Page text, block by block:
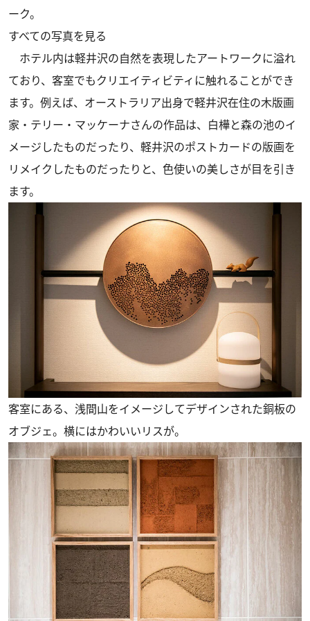
ーク。
すべての写真を見る
ホテル内は軽井沢の自然を表現したアートワークに溢れ
ており、客室でもクリエイティビティに触れることができ
ます。例えば、オーストラリア出身で軽井沢在住の木版画
家・テリー・マッケーナさんの作品は、白樺と森の池のイ
メージしたものだったり、軽井沢のポストカードの版画を
リメイクしたものだったりと、色使いの美しさが目を引き
ます。
客室にある、浅間山をイメージしてデザインされた銅板の
オブジェ。横にはかわいいリスが。